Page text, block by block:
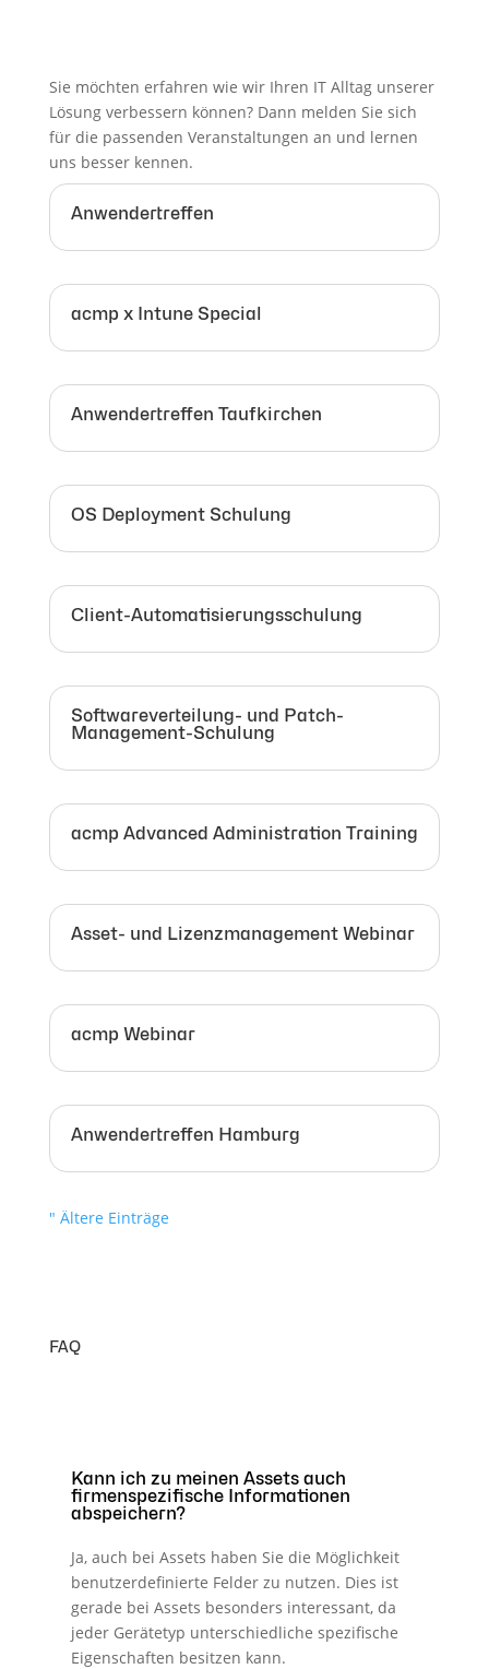
Sie möchten erfahren wie wir Ihren IT Alltag unserer
Lösung verbessern können? Dann melden Sie sich
für die passenden Veranstaltungen an und lernen
uns besser kennen.
Anwendertreffen
acmp x Intune Special
Anwendertreffen Taufkirchen
OS Deployment Schulung
Client-Automatisierungsschulung
Softwareverteilung- und Patch-
Management-Schulung
acmp Advanced Administration Training
Asset- und Lizenzmanagement Webinar
acmp Webinar
Anwendertreffen Hamburg
" Ältere Einträge
FAQ
Kann ich zu meinen Assets auch
firmenspezifische Informationen
abspeichern?
Ja, auch bei Assets haben Sie die Möglichkeit
benutzerdefinierte Felder zu nutzen. Dies ist
gerade bei Assets besonders interessant, da
jeder Gerätetyp unterschiedliche spezifische
Eigenschaften besitzen kann.